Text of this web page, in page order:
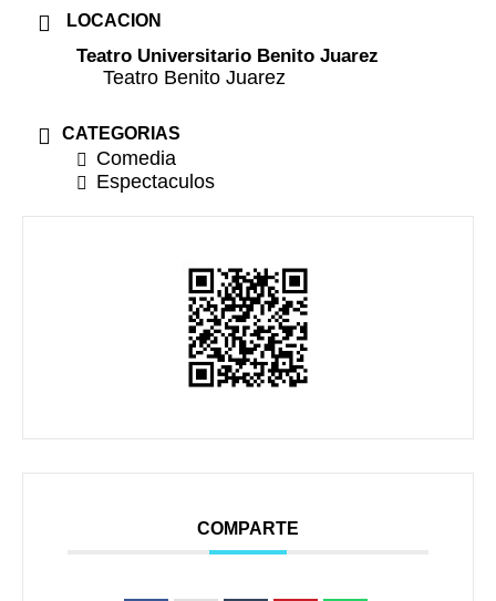
LOCACION
Teatro Universitario Benito Juarez
Teatro Benito Juarez
CATEGORIAS
Comedia
Espectaculos